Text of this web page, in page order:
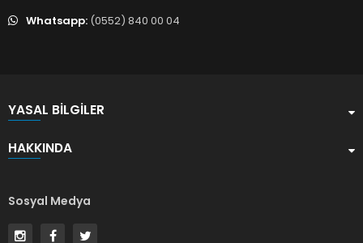
Whatsapp: (0552) 840 00 04
YASAL BILGILER
HAKKINDA
Sosyal Medya